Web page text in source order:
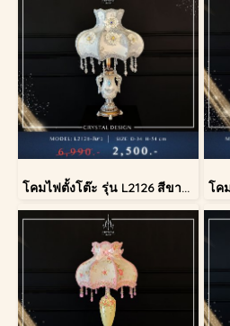
โคมไฟตั้งโต๊ะ รุ่น L2126 สีขาว (ตั้งโต๊ะ)